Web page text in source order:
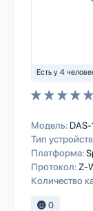
Есть у 4
Модель:
Тип
Платформа:
Протокол: Z-
Количество
0